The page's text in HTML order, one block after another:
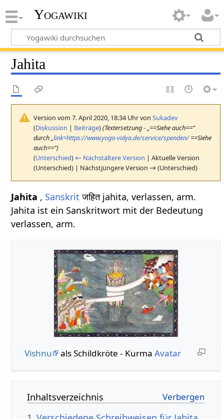
Yogawiki
Jahita
Version vom 7. April 2020, 18:34 Uhr vonSukadev
(Diskussion | Beiträge)(Textersetzung - „==Siehe auch==“
durch „link=https://www.yoga-vidya.de/service/spenden/==Siehe
auch==“)
(Unterschied) ← Nächstältere Version | Aktuelle Version
(Unterschied) | Nächstjüngere Version → (Unterschied)
Jahita , Sanskrit जहित jahita, verlassen, arm.
Jahita ist ein Sanskritwort mit der Bedeutung
verlassen, arm.
Vishnu als Schildkröte - Kurma Avatar
Inhaltsverzeichnis